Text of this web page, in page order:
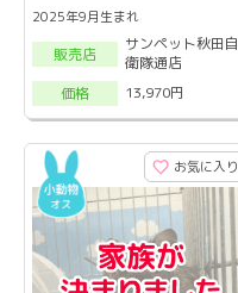
2025年9月生まれ
販売店
サンペット秋田自
衛隊通店
価格
13,970円
お気に入り